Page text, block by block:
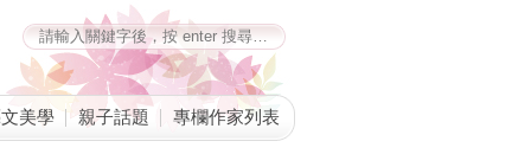
美學 親子話題 專欄作家列表